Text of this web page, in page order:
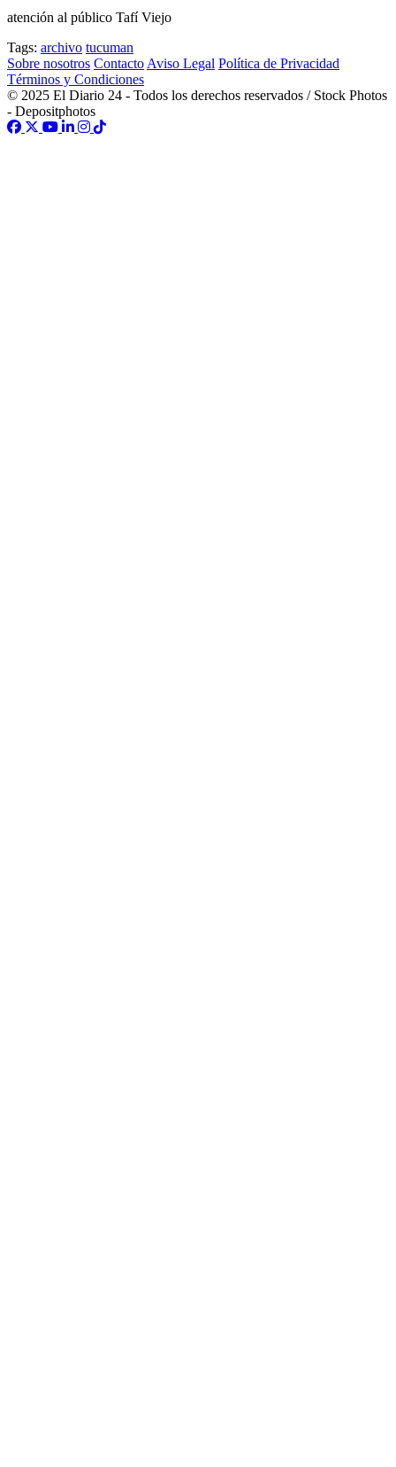
atención al público Tafí Viejo
Tags: archivo tucuman
Sobre nosotros Contacto Aviso Legal Política de Privacidad
Términos y Condiciones
© 2025 El Diario 24 - Todos los derechos reservados / Stock Photos
- Depositphotos